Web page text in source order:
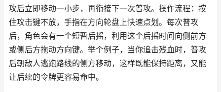
攻后立即移动一小步，再衔接下一次普攻。操作流程：按
住攻击键不放，手指在方向轮盘上快速点划。每次普攻
后，角色会有一个短暂后摇，利用这个后摇时间向侧前方
或侧后方拖动方向键。举个例子，当你追击残血时，普攻
后朝敌人逃跑路线的侧方移动，这样既能保持距离，又能
让后续的令牌更容易命中。